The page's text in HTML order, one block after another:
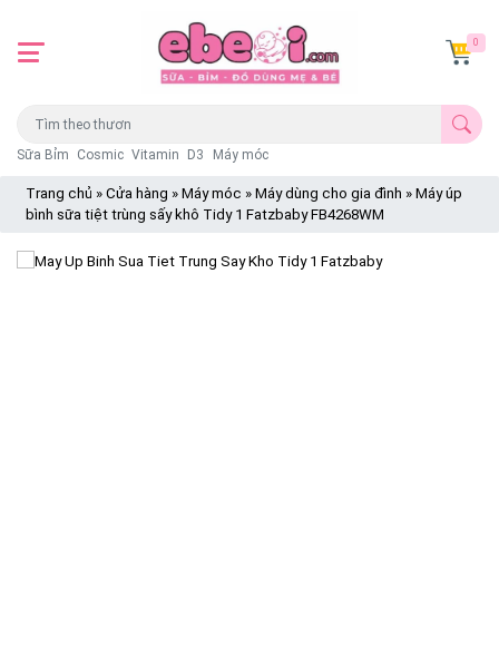
Sữa Bỉm Cosmic Vitamin D3 Máy móc
0
Trang chủ »Cửa hàng »Máy móc »Máy dùng cho gia đình »Máy úp
bình sữa tiệt trùng sấy khô Tidy 1 Fatzbaby FB4268WM